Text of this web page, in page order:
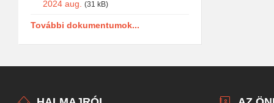
2024 aug. (31 kB)
További dokumentumok...